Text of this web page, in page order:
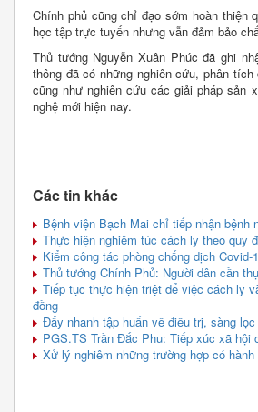
Chính phủ cũng chỉ đạo sớm hoàn
học tập trực tuyến nhưng vẫn đảm bảo
Thủ tướng Nguyễn Xuân Phúc đã ghi
thông đã có những nghiên cứu, phân
cũng như nghiên cứu các giải pháp sản
nghệ mới hiện nay.
Các tin khác
Bệnh viện Bạch Mai chỉ tiếp nhận bệnh
Thực hiện nghiêm túc cách ly theo quy
Kiểm công tác phòng chống dịch
Thủ tướng Chính Phủ: Người dân cần
Tiếp tục thực hiện triệt để việc cách ly
đồng
Đẩy nhanh tập huấn về điều trị, sàng
PGS.TS Trần Đắc Phu: Tiếp xúc xã hội
Xử lý nghiêm những trường hợp có